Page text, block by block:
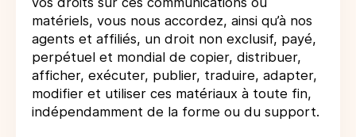
matériels, vous nous accordez, ainsi qu’à nos
agents et affiliés, un droit non exclusif, payé,
perpétuel et mondial de copier, distribuer,
afficher, exécuter, publier, traduire, adapter,
modifier et utiliser ces matériaux à toute fin,
indépendamment de la forme ou du support.